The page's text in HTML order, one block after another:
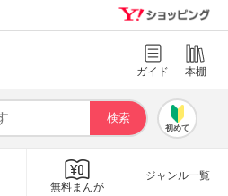
ガイド 本棚
初めて
無料まんが
ジャンル一覧